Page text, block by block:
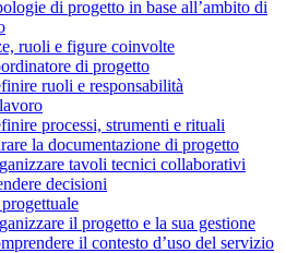
di progetto in base all’ambito di
ruoli e figure coinvolte
di progetto
ruoli e responsabilità
processi, strumenti e rituali
la documentazione di progetto
tavoli tecnici collaborativi
decisioni
il progetto e la sua gestione
il contesto d’uso del servizio